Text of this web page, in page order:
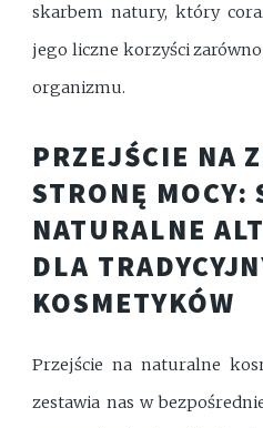
skarbem natury, który
jego liczne korzyści
organizmu.
PRZEJŚCIE NA
STRONĘ MOCY:
NATURALNE
DLA
KOSMETYKÓW
Przejście na naturalne
zestawia nas w